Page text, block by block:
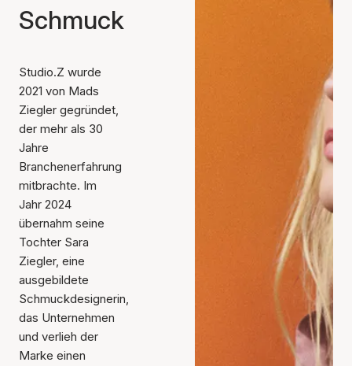
Schmuck
Studio.Z wurde
2021 von Mads
Ziegler gegründet,
der mehr als 30
Jahre
Branchenerfahrung
mitbrachte. Im
Jahr 2024
übernahm seine
Tochter Sara
Ziegler, eine
ausgebildete
Schmuckdesignerin,
das Unternehmen
und verlieh der
Marke einen